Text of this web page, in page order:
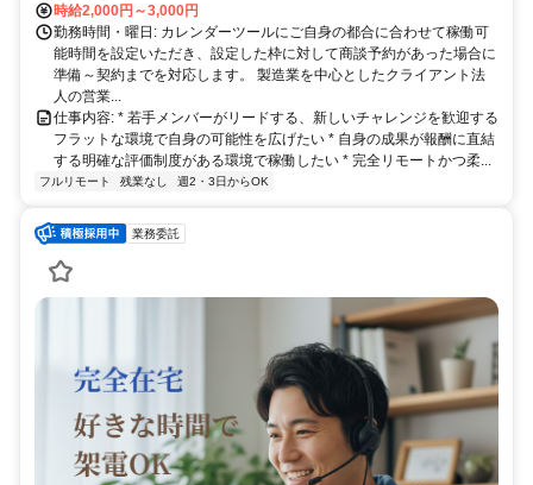
時給2,000円～3,000円
勤務時間・曜日: カレンダーツールにご自身の都合に合わせて稼働可
能時間を設定いただき、設定した枠に対して商談予約があった場合に
準備～契約までを対応します。 製造業を中心としたクライアント法
人の営業...
仕事内容: * 若手メンバーがリードする、新しいチャレンジを歓迎する
フラットな環境で自身の可能性を広げたい * 自身の成果が報酬に直結
する明確な評価制度がある環境で稼働したい * 完全リモートかつ柔...
フルリモート 残業なし 週2・3日からOK
業務委託